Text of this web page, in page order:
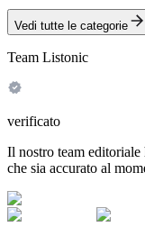
Vedi tutte le categorie
Team Listonic
verificato
Il nostro team
che sia accurato al